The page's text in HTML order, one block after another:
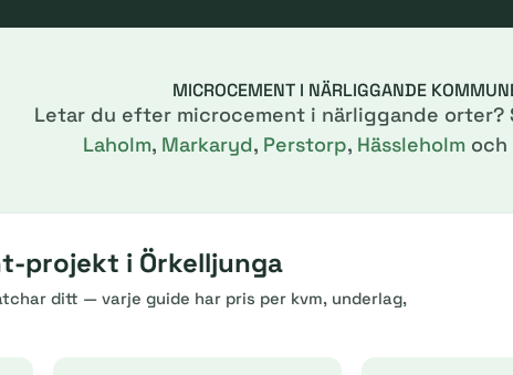
MICROCEMENT I NÄRLIGGANDE
Letar du efter microcement i närliggande orter?
Laholm, Markaryd, Perstorp, Hässleholm och
projekt i Örkelljunga
ditt — varje guide har pris per kvm, underlag,